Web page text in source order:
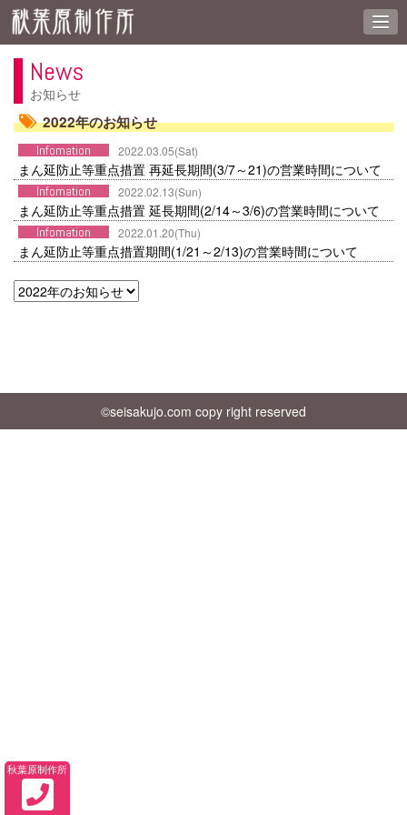
News
お知らせ
2022年のお知らせ
Infomation 2022.03.05(Sat)
まん延防止等重点措置 再延長期間(3/7～21)の営業時間について
Infomation 2022.02.13(Sun)
まん延防止等重点措置 延長期間(2/14～3/6)の営業時間について
Infomation 2022.01.20(Thu)
まん延防止等重点措置期間(1/21～2/13)の営業時間について
©seisakujo.com copy right reserved
秋葉原制作所